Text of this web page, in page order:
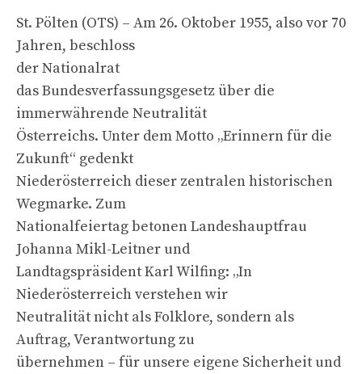
St. Pölten (OTS) – Am 26. Oktober 1955, also vor 70
Jahren, beschloss
der Nationalrat
das Bundesverfassungsgesetz über die
immerwährende Neutralität
Österreichs. Unter dem Motto „Erinnern für die
Zukunft“ gedenkt
Niederösterreich dieser zentralen historischen
Wegmarke. Zum
Nationalfeiertag betonen Landeshauptfrau
Johanna Mikl-Leitner und
Landtagspräsident Karl Wilfing: „In
Niederösterreich verstehen wir
Neutralität nicht als Folklore, sondern als
Auftrag, Verantwortung zu
übernehmen – für unsere eigene Sicherheit und